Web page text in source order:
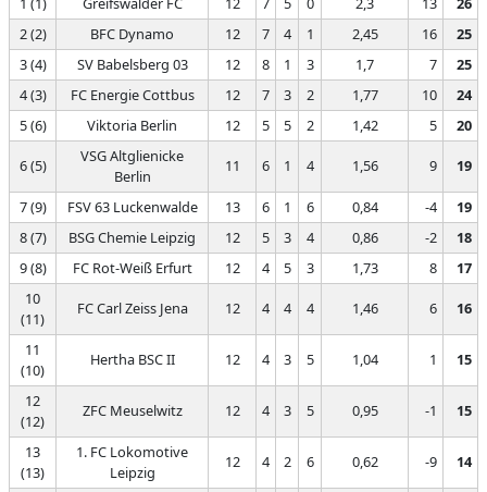
2 (2)
BFC Dynamo 12 7 4 1 2,45 16
25
3 (4)
SV Babelsberg 03 12 8 1 3 1,7 7
25
4 (3)
FC Energie Cottbus 12 7 3 2 1,77 10
24
5 (6)
Viktoria Berlin 12 5 5 2 1,42 5 20
6 (5)
VSG Altglienicke
Berlin
11 6 1 4 1,56 9 19
7 (9) FSV 63 Luckenwalde 13 6 1 6 0,84 -4
19
8 (7)
BSG Chemie Leipzig 12 5 3 4 0,86 -2
18
9 (8)
FC Rot-Weiß Erfurt 12 4 5 3 1,73 8
17
10
(11)
FC Carl Zeiss Jena 12 4 4 4 1,46 6 16
11
(10)
Hertha BSC II 12 4 3 5 1,04 1 15
12
(12)
ZFC Meuselwitz 12 4 3 5 0,95 -1 15
13
(13)
1. FC Lokomotive
Leipzig
12 4 2 6 0,62 -9 14